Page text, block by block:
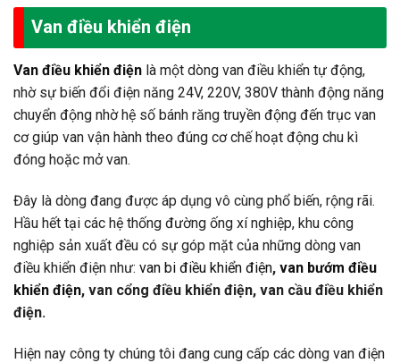
Van điều khiển điện
Van điều khiển điện là một dòng van điều khiển tự động,
nhờ sự biến đổi điện năng 24V, 220V, 380V thành động năng
chuyển động nhờ hệ số bánh răng truyền động đến trục van
cơ giúp van vận hành theo đúng cơ chế hoạt động chu kì
đóng hoặc mở van.
Đây là dòng đang được áp dụng vô cùng phổ biến, rộng rãi.
Hầu hết tại các hệ thống đường ống xí nghiệp, khu công
nghiệp sản xuất đều có sự góp mặt của những dòng van
điều khiển điện như: van bi điều khiển điện, van bướm điều
khiển điện, van cổng điều khiển điện, van cầu điều khiển
điện.
Hiện nay công ty chúng tôi đang cung cấp các dòng van điện